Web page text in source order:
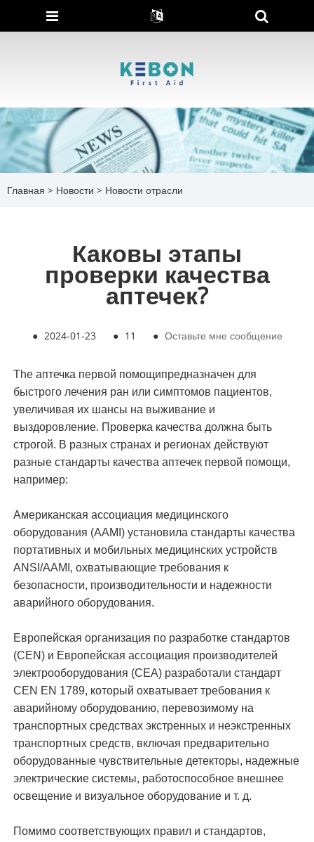
Главная > Новости > Новости отрасли
Каковы этапы
проверки качества
аптечек?
● 2024-01-23 ● 11 ● Оставьте мне сообщение
The аптечка первой помощипредназначен для
быстрого лечения ран или симптомов пациентов,
увеличивая их шансы на выживание и
выздоровление. Проверка качества должна быть
строгой. В разных странах и регионах действуют
разные стандарты качества аптечек первой помощи,
например:
Американская ассоциация медицинского
оборудования (AAMI) установила стандарты качества
портативных и мобильных медицинских устройств
ANSI/AAMI, охватывающие требования к
безопасности, производительности и надежности
аварийного оборудования.
Европейская организация по разработке стандартов
(CEN) и Европейская ассоциация производителей
электрооборудования (CEA) разработали стандарт
CEN EN 1789, который охватывает требования к
аварийному оборудованию, перевозимому на
транспортных средствах экстренных и неэкстренных
транспортных средств, включая предварительно
оборудованные чувствительные детекторы, надежные
электрические системы, работоспособное внешнее
освещение и визуальное оборудование и т. д.
Помимо соответствующих правил и стандартов,